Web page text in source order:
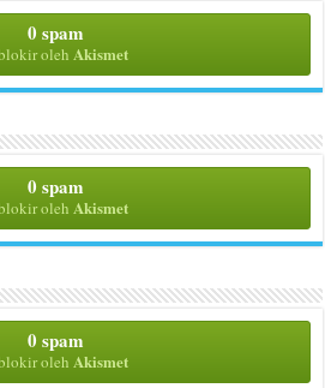
0 spam
oleh Akismet
0 spam
oleh Akismet
0 spam
oleh Akismet